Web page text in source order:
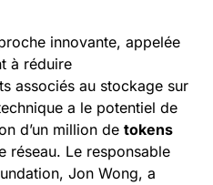
innovante, appelée
à réduire
associés au stockage sur
a le potentiel de
d’un million de tokens
réseau. Le responsable
Jon Wong, a